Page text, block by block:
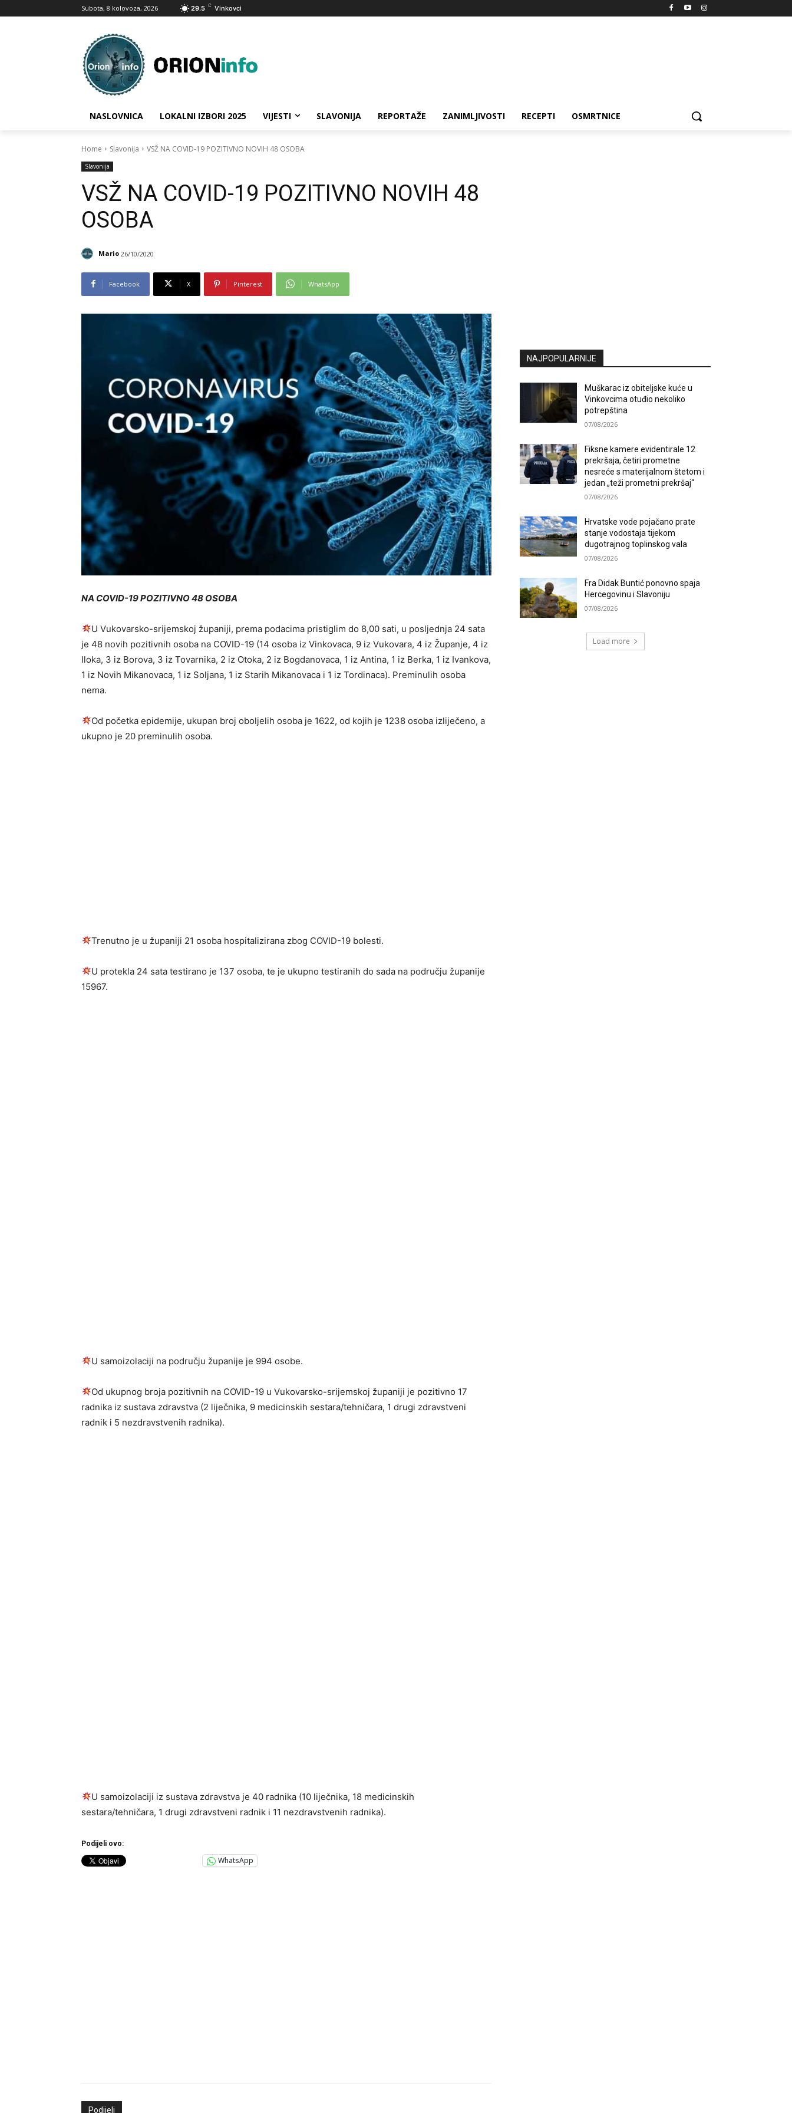
Subota, 8 kolovoza, 2026 29.5 C Vinkovci
NASLOVNICA LOKALNI IZBORI 2025 VIJESTI SLAVONIJA REPORTAŽE ZANIMLJIVOSTI RECEPTI OSMRTNICE
Home Slavonija VSŽ NA COVID-19 POZITIVNO NOVIH 48 OSOBA
Slavonija
VSŽ NA COVID-19 POZITIVNO NOVIH 48
OSOBA
Mario 26/10/2020
Facebook X Pinterest WhatsApp
NA COVID-19 POZITIVNO 48 OSOBA
U Vukovarsko-srijemskoj županiji, prema podacima pristiglim do 8,00 sati, u posljednja 24 sata
je 48 novih pozitivnih osoba na COVID-19 (14 osoba iz Vinkovaca, 9 iz Vukovara, 4 iz Županje, 4 iz
Iloka, 3 iz Borova, 3 iz Tovarnika, 2 iz Otoka, 2 iz Bogdanovaca, 1 iz Antina, 1 iz Berka, 1 iz Ivankova,
1 iz Novih Mikanovaca, 1 iz Soljana, 1 iz Starih Mikanovaca i 1 iz Tordinaca). Preminulih osoba
nema.
Od početka epidemije, ukupan broj oboljelih osoba je 1622, od kojih je 1238 osoba izliječeno, a
ukupno je 20 preminulih osoba.
Trenutno je u županiji 21 osoba hospitalizirana zbog COVID-19 bolesti.
U protekla 24 sata testirano je 137 osoba, te je ukupno testiranih do sada na području županije
15967.
U samoizolaciji na području županije je 994 osobe.
Od ukupnog broja pozitivnih na COVID-19 u Vukovarsko-srijemskoj županiji je pozitivno 17
radnika iz sustava zdravstva (2 liječnika, 9 medicinskih sestara/tehničara, 1 drugi zdravstveni
radnik i 5 nezdravstvenih radnika).
U samoizolaciji iz sustava zdravstva je 40 radnika (10 liječnika, 18 medicinskih
sestara/tehničara, 1 drugi zdravstveni radnik i 11 nezdravstvenih radnika).
Podijeli ovo:
WhatsApp
Podijeli
NAJPOPULARNIJE
Muškarac iz obiteljske kuće u
Vinkovcima otuđio nekoliko
potrepština
07/08/2026
Fiksne kamere evidentirale 12
prekršaja, četiri prometne
nesreće s materijalnom štetom i
jedan „teži prometni prekršaj“
07/08/2026
Hrvatske vode pojačano prate
stanje vodostaja tijekom
dugotrajnog toplinskog vala
07/08/2026
Fra Didak Buntić ponovno spaja
Hercegovinu i Slavoniju
07/08/2026
Load more